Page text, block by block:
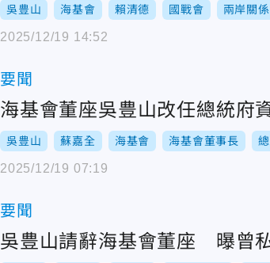
吳豊山 海基會 賴清德 國戰會 兩岸關係
2025/12/19 14:52
要聞
海基會董座吳豊山改任總統
吳豊山 蘇嘉全 海基會 海基會董事長
2025/12/19 07:19
要聞
吳豊山請辭海基會董座 曝曾